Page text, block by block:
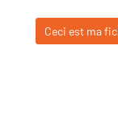
Ceci est ma